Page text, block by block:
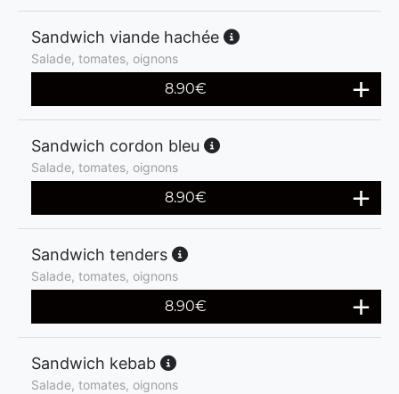
Sandwich viande hachée
Salade, tomates, oignons
8.90€
Sandwich cordon bleu
Salade, tomates, oignons
8.90€
Sandwich tenders
Salade, tomates, oignons
8.90€
Sandwich kebab
Salade, tomates, oignons